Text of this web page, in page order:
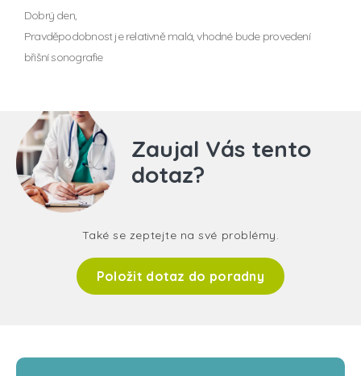
Dobrý den,
Pravděpodobnost je relativně malá, vhodné bude provedení
břišní sonografie
Zaujal Vás tento
dotaz?
Také se zeptejte na své problémy.
Položit dotaz do poradny